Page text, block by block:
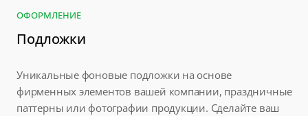
ОФОРМЛЕНИЕ
Подложки
Уникальные фоновые подложки на основе
фирменных элементов вашей компании, праздничные
паттерны или фотографии продукции. Сделайте ваш